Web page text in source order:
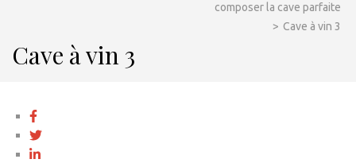
composer la cave parfaite
> Cave à vin 3
Cave à vin 3